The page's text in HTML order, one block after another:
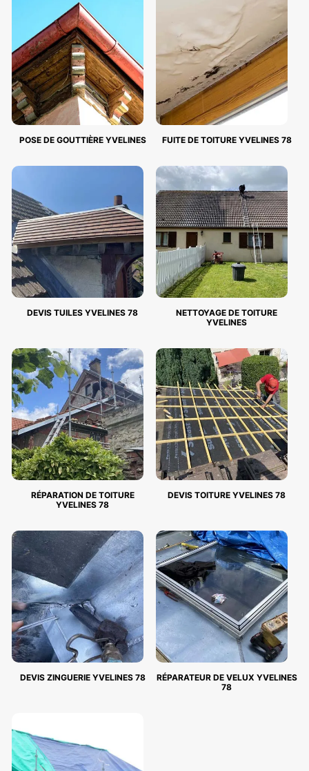
POSE DE GOUTTIÈRE YVELINES FUITE DE TOITURE YVELINES 78
DEVIS TUILES YVELINES 78
NETTOYAGE DE TOITURE
YVELINES
RÉPARATION DE TOITURE
YVELINES 78
DEVIS TOITURE YVELINES 78
DEVIS ZINGUERIE YVELINES 78
RÉPARATEUR DE VELUX YVELINES
78